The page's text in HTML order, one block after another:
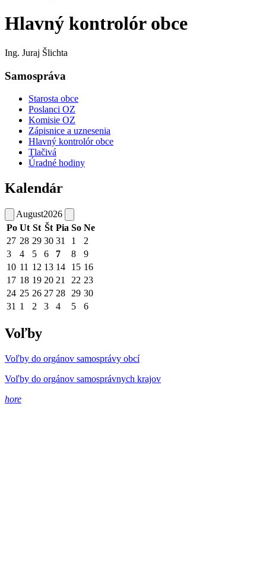
Hlavný kontrolór obce
Ing. Juraj Šlichta
Samospráva
Starosta obce
Poslanci OZ
Komisie OZ
Zápisnice a uznesenia
Hlavný kontrolór obce
Tlačivá
Úradné hodiny
Kalendár
August2026
Po Ut St Št Pia So Ne
27 28 29 30 31 1
2
3
4 5 6 7 8
9
10 11 12 13 14 15 16
17 18 19 20 21 22 23
24 25 26 27 28 29 30
31 1 2 3 4 5 6
Voľby
Voľby do orgánov samosprávy obcí
Voľby do orgánov samosprávnych krajov
hore